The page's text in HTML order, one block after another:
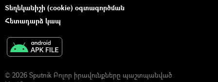
Տեղեկանիշի (cookie) օգտագործման
Հետադարձ կապ
© 2026 Sputnik Բոլոր իրավունքները պաշտպանված